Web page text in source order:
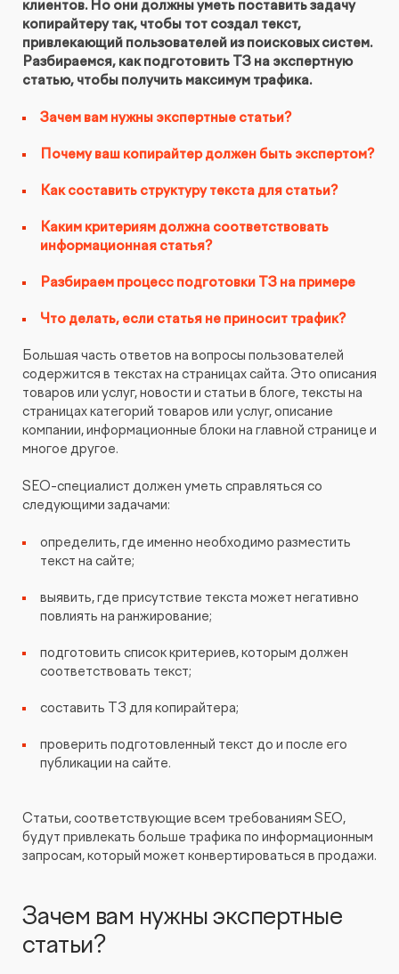
UX-тестирование интернет-магазинов, сайтов
и приложений с респондентами
Глубинные интервью с аудиторией
Создание AI-креативов
Интеграция и поддержка умного поиска SearchBooster
Настройка Битрикс24
Видеопродакшн
КОНТАКТЫ БЛОГ
ПРЕДЛОЖЕНИЕ ДЛЯ
БЕЛАРУСИ
СЛОВАРЬ ТЕРМИНОВ
клиентов. Но они должны уметь поставить задачу
копирайтеру так, чтобы тот создал текст,
привлекающий пользователей из поисковых систем.
Разбираемся, как подготовить ТЗ на экспертную
статью, чтобы получить максимум трафика.
Зачем вам нужны экспертные статьи?
Почему ваш копирайтер должен быть экспертом?
Как составить структуру текста для статьи?
Каким критериям должна соответствовать
информационная статья?
Разбираем процесс подготовки ТЗ на примере
Что делать, если статья не приносит трафик?
Большая часть ответов на вопросы пользователей
содержится в текстах на страницах сайта. Это описания
товаров или услуг, новости и статьи в блоге, тексты на
страницах категорий товаров или услуг, описание
компании, информационные блоки на главной странице и
многое другое.
SEO-специалист должен уметь справляться со
следующими задачами:
определить, где именно необходимо разместить
текст на сайте;
выявить, где присутствие текста может негативно
повлиять на ранжирование;
подготовить список критериев, которым должен
соответствовать текст;
составить ТЗ для копирайтера;
проверить подготовленный текст до и после его
публикации на сайте.
Статьи, соответствующие всем требованиям SEO,
будут привлекать больше трафика по информационным
запросам, который может конвертироваться в продажи.
Зачем вам нужны экспертные
статьи?